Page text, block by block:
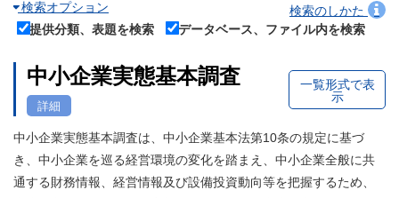
検索オプション
検索のしかた
提供分類、表題を検索
データベース、ファイル内を検索
中小企業実態基本調査
詳細
一覧形式で表
示
中小企業実態基本調査は、中小企業基本法第10条の規定に基づ
き、中小企業を巡る経営環境の変化を踏まえ、中小企業全般に共
通する財務情報、経営情報及び設備投資動向等を把握するため、